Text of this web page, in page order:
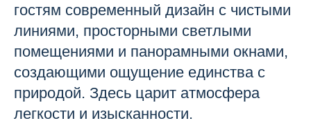
гостям современный дизайн с чистыми
линиями, просторными светлыми
помещениями и панорамными окнами,
создающими ощущение единства с
природой. Здесь царит атмосфера
легкости и изысканности.